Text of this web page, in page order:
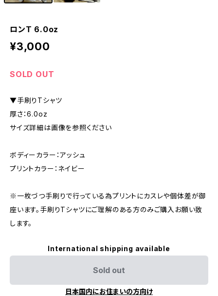
ロンT 6.0oz
¥3,000
SOLD OUT
▼手刷りTシャツ
厚さ：6.0oz
サイズ詳細は画像を参照ください
ボディーカラー：アッシュ
プリントカラー：ネイビー
※一枚づつ手刷りで行っている為プリントにカスレや個体差が御
座います。手刷りTシャツにご理解のある方のみご購入お願い致
します。
International shipping available
Sold out
日本国内にお住まいの方向け